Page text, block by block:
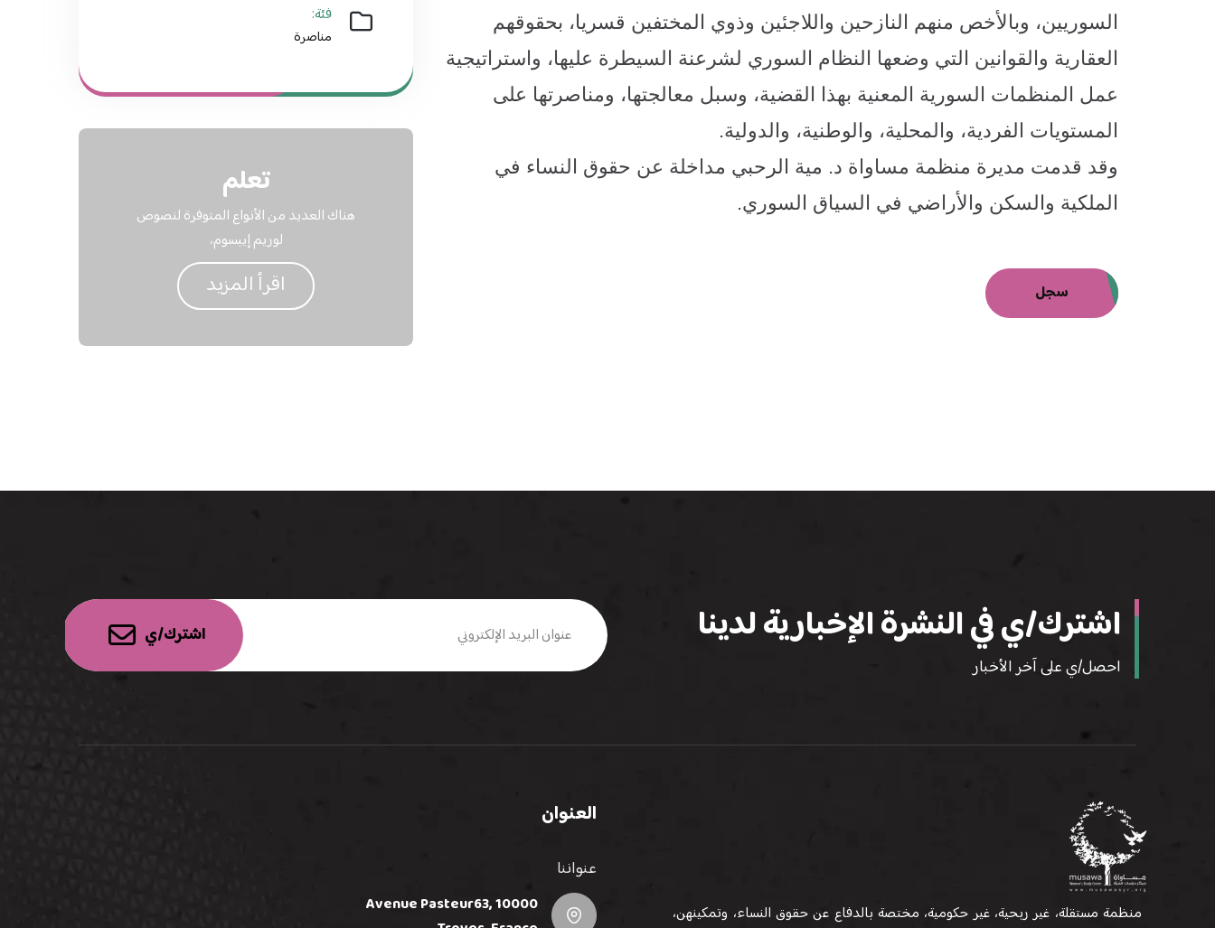
السوريين، وبالأخص منهم النازحين واللاجئين وذوي المختفين قسريا، بحقوقهم
العقارية والقوانين التي وضعها النظام السوري لشرعنة السيطرة عليها، واستراتيجية
عمل المنظمات السورية المعنية بهذا القضية، وسبل معالجتها، ومناصرتها على
المستويات الفردية، والمحلية، والوطنية، والدولية.
وقد قدمت مديرة منظمة مساواة د. مية الرحبي مداخلة عن حقوق النساء في
الملكية والسكن والأراضي في السياق السوري.
سجل
فئة:
مناصرة
تعلم
هناك العديد من الأنواع المتوفرة لنصوص
لوريم إيبسوم،
اقرأ المزيد
اشترك/ي اشترك/ي في النشرة الإخبارية لدينا
احصل/ي على آخر الأخبار
العنوان
عنواننا
Avenue Pasteur63, 10000
منظمة مستقلة، غير ربحية، غير حكومية، مختصة بالدفاع عن حقوق النساء، وتمكينهن،